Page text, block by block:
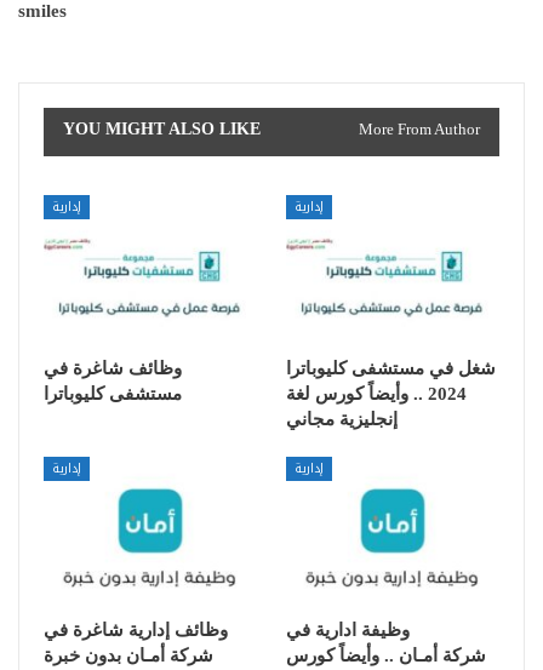
smiles
YOU MIGHT ALSO LIKE More From Author
إدارية
وظائف شاغرة في
مستشفى كليوباترا
إدارية
شغل في مستشفى كليوباترا
2024 .. وأيضاً كورس لغة
إنجليزية مجاني
إدارية
وظائف إدارية شاغرة في
شركة أمـان بدون خبرة
إدارية
وظيفة ادارية في
شركة أمـان .. وأيضاً كورس